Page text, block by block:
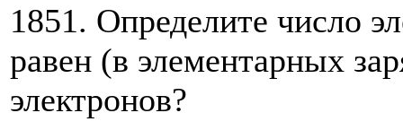
1851. Определите число
равен (в элементарных
электронов?